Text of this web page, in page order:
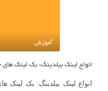
آموزش
انواع لینک بیلدینگ: بک لینک
انواع لینک بیلدینگ: بک